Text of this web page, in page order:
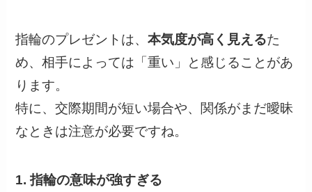
指輪のプレゼントは、本気度が高く見えるた
め、相手によっては「重い」と感じることがあ
ります。
特に、交際期間が短い場合や、関係がまだ曖昧
なときは注意が必要ですね。
1. 指輪の意味が強すぎる